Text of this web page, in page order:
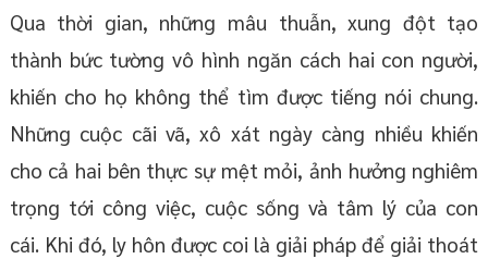
Qua thời gian, những mâu thuẫn, xung đột tạo
thành bức tường vô hình ngăn cách hai con người,
khiến cho họ không thể tìm được tiếng nói chung.
Những cuộc cãi vã, xô xát ngày càng nhiều khiến
cho cả hai bên thực sự mệt mỏi, ảnh hưởng nghiêm
trọng tới công việc, cuộc sống và tâm lý của con
cái. Khi đó, ly hôn được coi là giải pháp để giải thoát